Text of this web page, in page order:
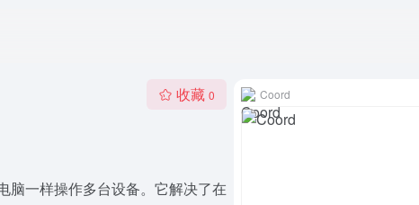
收藏 0
脑一样操作多台设备。它解决了在
Coord